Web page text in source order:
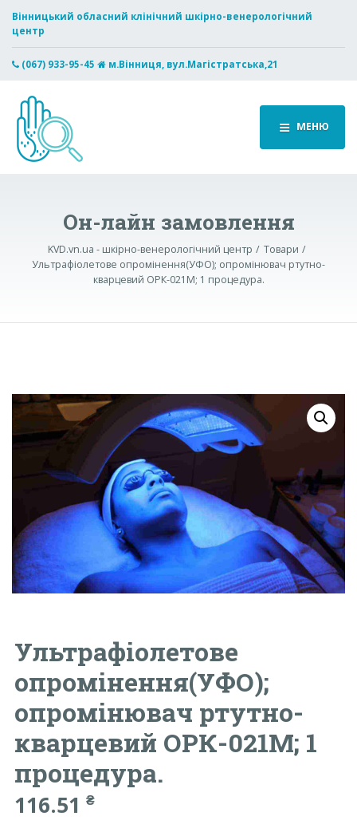
Вінницький обласний клінічний шкірно-венерологічний
центр
(067) 933-95-45 м.Вінниця, вул.Магістратська,21
МЕНЮ
Он-лайн замовлення
KVD.vn.ua - шкірно-венерологічний центр
Товари
Ультрафіолетове опромінення(УФО); опромінювач ртутно-
кварцевий ОРК-021М; 1 процедура.
Ультрафіолетове
опромінення(УФО);
опромінювач ртутно-
кварцевий ОРК-021М; 1
процедура.
116.51 ₴